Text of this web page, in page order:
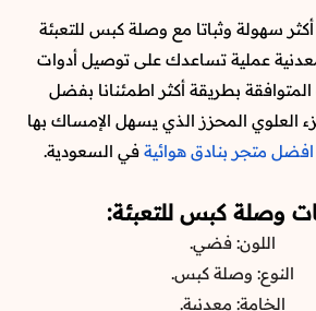
أكثر سهولة وثباتا مع وصلة كبس للتعبئة
عملية تساعدك على توصيل أدوات
المتوافقة بطريقة أكثر اطمئنانا بفضل
العلوي المحزز الذي يسهل الإمساك بها
افضل متجر بنادق هوائية في السعودية.
وصلة كبس للتعبئة:
اللون: فضي.
النوع: وصلة كبس.
الخامة: معدنية.